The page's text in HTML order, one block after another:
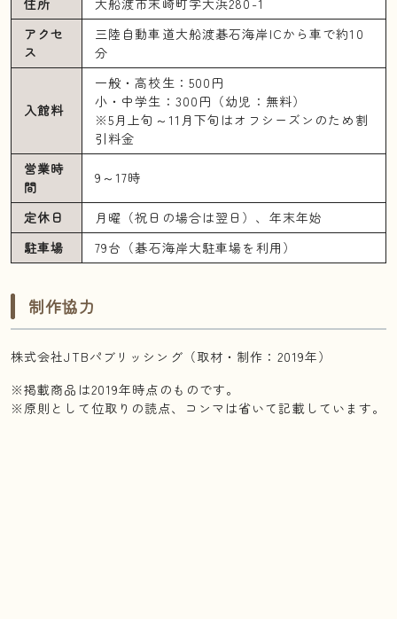
アクセ
ス
三陸自動車道大船渡碁石海岸ICから車で約10
分
入館料
一般・高校生：500円
小・中学生：300円（幼児：無料）
※5月上旬～11月下旬はオフシーズンのため割
引料金
営業時
間
9～17時
定休日
月曜（祝日の場合は翌日）、年末年始
駐車場
79台（碁石海岸大駐車場を利用）
制作協力
株式会社JTBパブリッシング（取材・制作：2019年）
※掲載商品は2019年時点のものです。
※原則として位取りの読点、コンマは省いて記載しています。